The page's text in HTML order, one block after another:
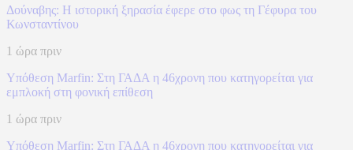
Δούναβης: Η ιστορική ξηρασία έφερε στο φως τη Γέφυρα του
Κωνσταντίνου
1 ώρα πριν
Υπόθεση Marfin: Στη ΓΑΔΑ η 46χρονη που κατηγορείται για
εμπλοκή στη φονική επίθεση
1 ώρα πριν
Υπόθεση Marfin: Στη ΓΑΔΑ η 46χρονη που κατηγορείται για